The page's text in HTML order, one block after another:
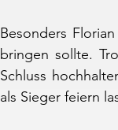
Besonders
bringen sollte.
Schluss
als Sieger feiern